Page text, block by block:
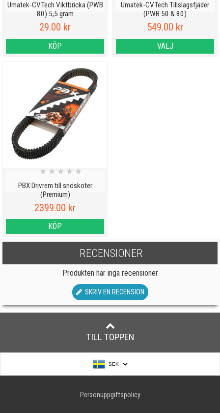
Umatek-CVTech Viktbricka (PWB
80) 5,5 gram
29.00 kr
KÖP
Umatek-CVTech Tillslagsfjäder
(PWB 50 & 80)
549.00 kr
VÄLJ
PBX Drivrem till snöskoter
(Premium)
★ ★ ★ ★ ★
2399.00 kr
KÖP
RECENSIONER
Produkten har inga recensioner
SKRIV EN RECENSION
TILL TOPPEN
SEK
Personuppgiftspolicy